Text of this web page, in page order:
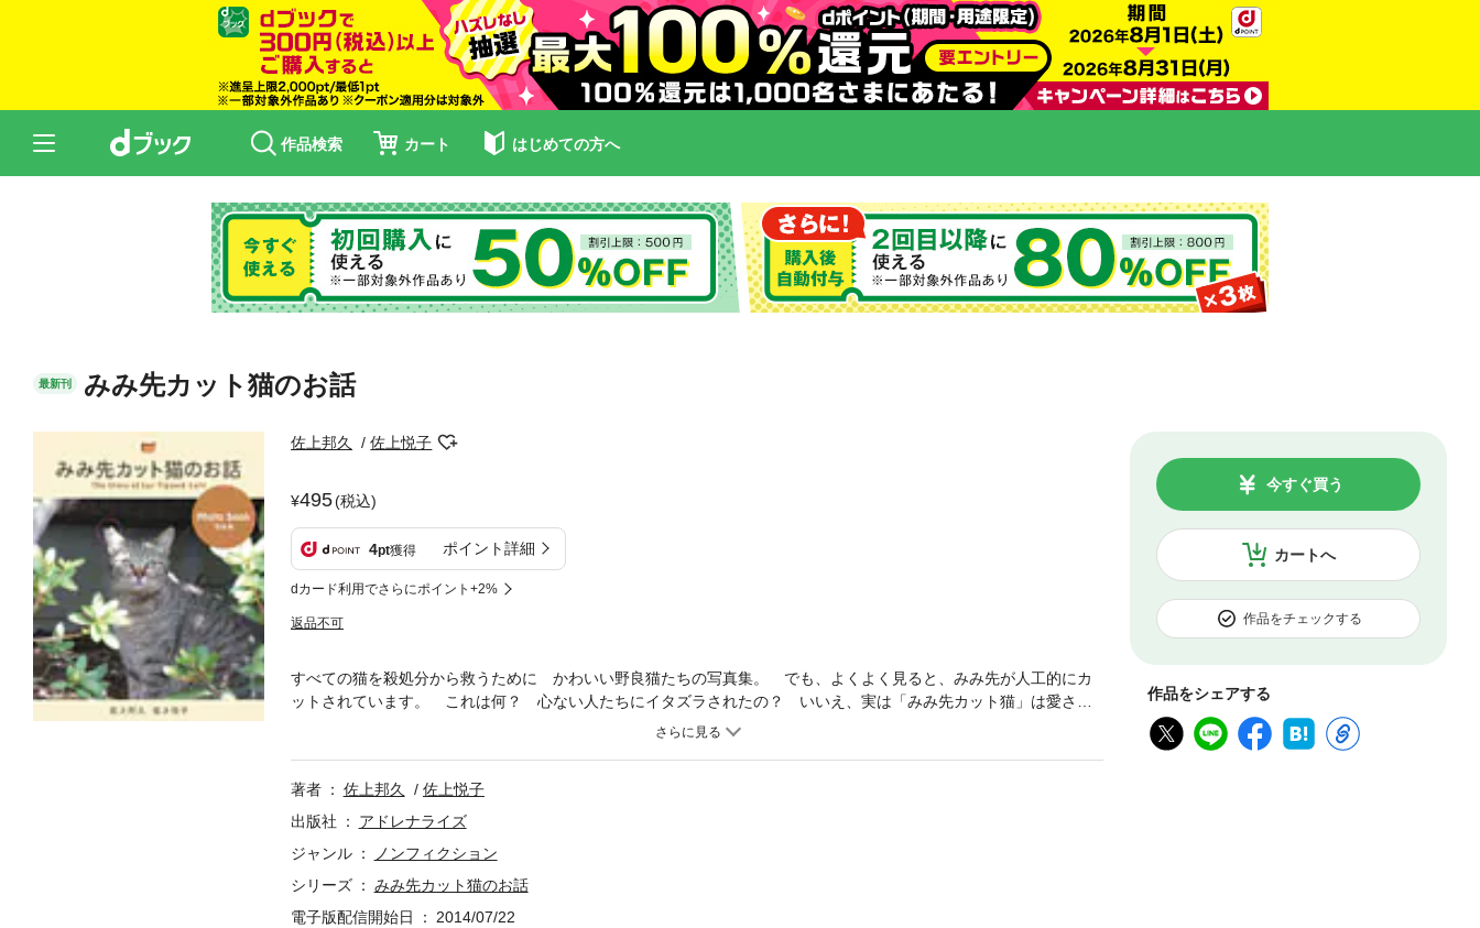
作品検索 カート はじめての方へ
最新刊 みみ先カット猫のお話
佐上邦久 佐上悦子
495(税込)
4pt獲得 ポイント詳細
dカード利用でさらにポイント+2%
返品不可
カートへ
今すぐ買う
作品をチェックする
作品をシェアする
すべての猫を殺処分から救うために かわいい野良猫たちの写真集。 でも、よくよく見ると、みみ先が人工的にカ
ットされています。 これは何？ 心ない人たちにイタズラされたの？ いいえ、実は「みみ先カット猫」は愛され
猫のしるしなのです。みみ先カットは、不妊手術済みの安全な猫ですよ、というメッセージ。行政による殺処分を減
ちの大切さ」を訴えます。※本書の収益の一部は、“猫の殺処分ゼロ運動”に役立てられます。
著者 佐上邦久
佐上悦子
出版社
アドレナライズ
ジャンル
ノンフィクション
シリーズ
みみ先カット猫のお話
電子版配信開始日
2014/07/22